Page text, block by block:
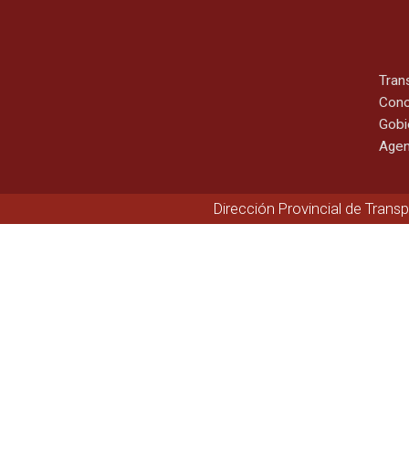
Dirección Provincial de